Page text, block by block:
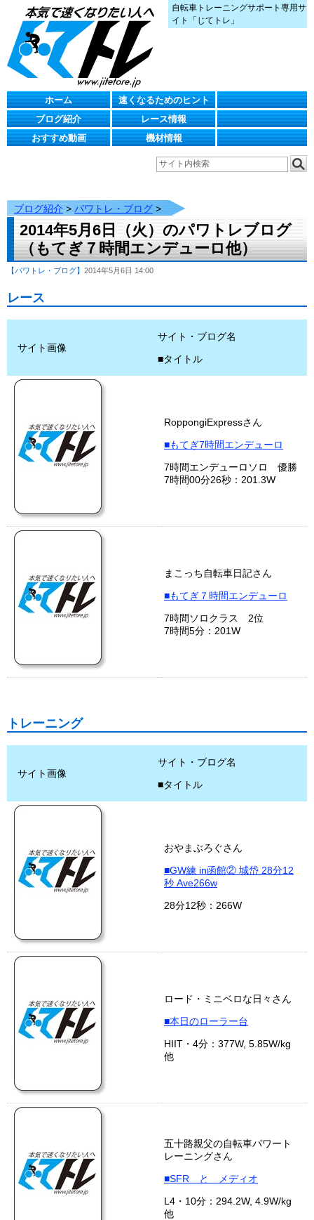
自転車トレーニングサポート専用サ
イト「じてトレ」
ホーム
速くなるためのヒント
ブログ紹介
レース情報
おすすめ動画
機材情報
ブログ紹介 > パワトレ・ブログ>
2014年5月6日（火）のパワトレブログ
（もてぎ７時間エンデューロ他）
【パワトレ・ブログ】 2014年5月6日 14:00
レース
サイト画像
サイト・ブログ名
■タイトル
RoppongiExpressさん
■もてぎ7時間エンデューロ
7時間エンデューロソロ 優勝
7時間00分26秒：201.3W
まこっち自転車日記さん
■もてぎ７時間エンデューロ
7時間ソロクラス 2位
7時間5分：201W
トレーニング
サイト画像
サイト・ブログ名
■タイトル
おやまぶろぐさん
■GW練 in函館② 城岱 28分12
秒 Ave266w
28分12秒：266W
ロード・ミニベロな日々さん
■本日のローラー台
HIIT・4分：377W, 5.85W/kg
他
五十路親父の自転車パワート
レーニングさん
■SFR と メディオ
L4・10分：294.2W, 4.9W/kg
他